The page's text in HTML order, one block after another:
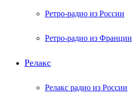
Ретро-радио из России
Ретро-радио из Франции
Релакс
Релакс радио из России